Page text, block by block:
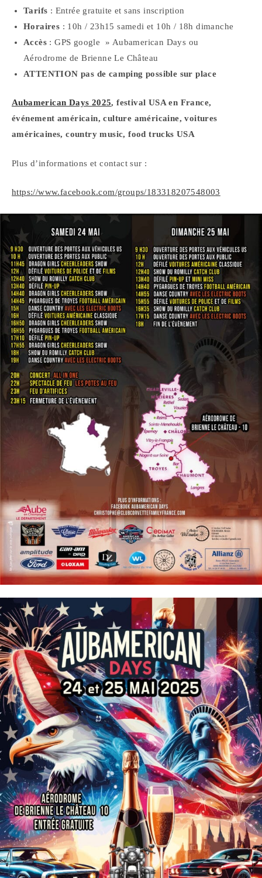
Tarifs : Entrée gratuite et sans inscription
Horaires : 10h / 23h15 samedi et 10h / 18h dimanche
Accès : GPS google » Aubamerican Days ou
Aérodrome de Brienne Le Château
ATTENTION pas de camping possible sur place
Aubamerican Days 2025, festival USA en France,
événement américain, culture américaine, voitures
américaines, country music, food trucks USA
Plus d’informations et contact sur :
https://www.facebook.com/groups/183318207548003